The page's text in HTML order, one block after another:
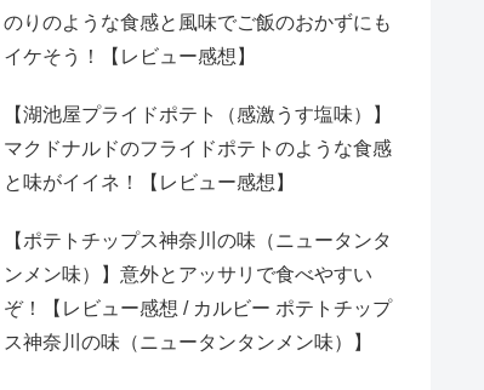
のりのような食感と風味でご飯のおかずにも
イケそう！【レビュー感想】
【湖池屋プライドポテト（感激うす塩味）】
マクドナルドのフライドポテトのような食感
と味がイイネ！【レビュー感想】
【ポテトチップス神奈川の味（ニュータンタ
ンメン味）】意外とアッサリで食べやすい
ぞ！【レビュー感想 / カルビー ポテトチップ
ス神奈川の味（ニュータンタンメン味）】